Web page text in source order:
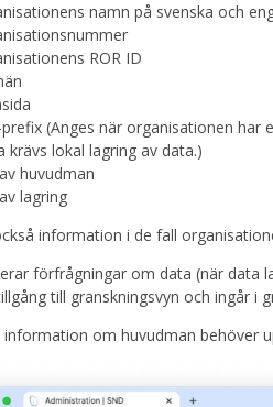
namn på svenska och
ROR ID
(Anges när organisationen
krävs lokal lagring av data.)
huvudman
lagring
information i de fall
förfrågningar om data (när data
till granskningsvyn och ingår i
om huvudman behöver